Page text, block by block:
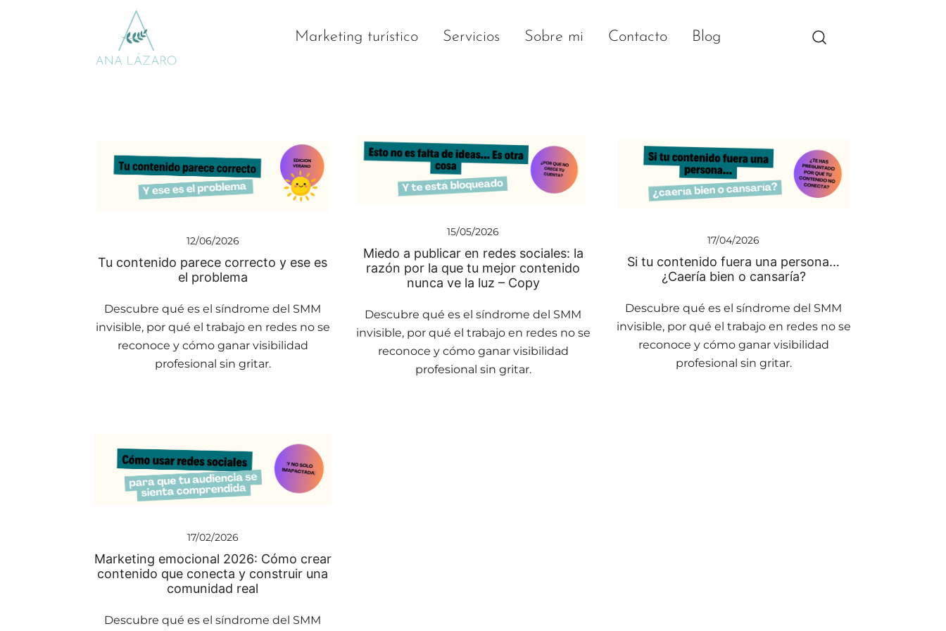
Marketing turístico Servicios Sobre mi Contacto Blog
12/06/2026
Tu contenido parece correcto y ese es
el problema
Descubre qué es el síndrome del SMM
invisible, por qué el trabajo en redes no se
reconoce y cómo ganar visibilidad
profesional sin gritar.
15/05/2026
Miedo a publicar en redes sociales: la
razón por la que tu mejor contenido
nunca ve la luz – Copy
Descubre qué es el síndrome del SMM
invisible, por qué el trabajo en redes no se
reconoce y cómo ganar visibilidad
profesional sin gritar.
17/04/2026
Si tu contenido fuera una persona…
¿Caería bien o cansaría?
Descubre qué es el síndrome del SMM
invisible, por qué el trabajo en redes no se
reconoce y cómo ganar visibilidad
profesional sin gritar.
17/02/2026
Marketing emocional 2026: Cómo crear
contenido que conecta y construir una
comunidad real
Descubre qué es el síndrome del SMM